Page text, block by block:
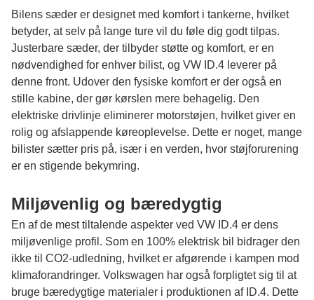
Bilens sæder er designet med komfort i tankerne, hvilket
betyder, at selv på lange ture vil du føle dig godt tilpas.
Justerbare sæder, der tilbyder støtte og komfort, er en
nødvendighed for enhver bilist, og VW ID.4 leverer på
denne front. Udover den fysiske komfort er der også en
stille kabine, der gør kørslen mere behagelig. Den
elektriske drivlinje eliminerer motorstøjen, hvilket giver en
rolig og afslappende køreoplevelse. Dette er noget, mange
bilister sætter pris på, især i en verden, hvor støjforurening
er en stigende bekymring.
Miljøvenlig og bæredygtig
En af de mest tiltalende aspekter ved VW ID.4 er dens
miljøvenlige profil. Som en 100% elektrisk bil bidrager den
ikke til CO2-udledning, hvilket er afgørende i kampen mod
klimaforandringer. Volkswagen har også forpligtet sig til at
bruge bæredygtige materialer i produktionen af ID.4. Dette